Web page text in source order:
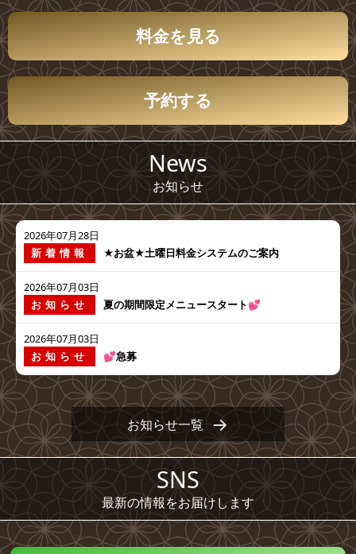
料金を見る
予約する
News
お知らせ
2026年07月28日
新着情報
★お盆★土曜日料金システムのご案内
2026年07月03日
お知らせ
夏の期間限定メニュースタート💕
2026年07月03日
お知らせ
💕急募
お知らせ一覧
SNS
最新の情報をお届けします